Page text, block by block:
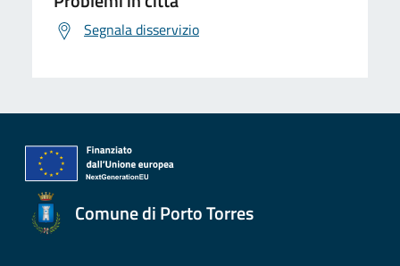
Segnala disservizio
Comune di Porto Torres